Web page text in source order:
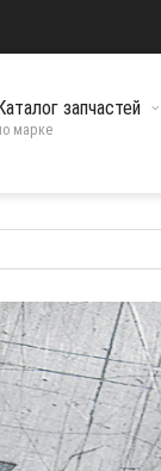
запчастей
марке